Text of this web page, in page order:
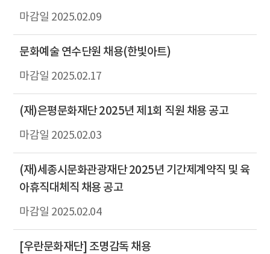
2025.02.09
문화예술 연수단원 채용(한빛아트)
2025.02.17
(재)은평문화재단 2025년 제1회 직원 채용 공고
2025.02.03
(재)세종시문화관광재단 2025년 기간제계약직 및 육
아휴직대체직 채용 공고
2025.02.04
[우란문화재단] 조명감독 채용